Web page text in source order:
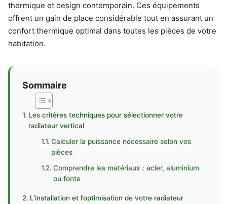
thermique et design contemporain. Ces équipements
offrent un gain de place considérable tout en assurant un
confort thermique optimal dans toutes les pièces de votre
habitation.
Sommaire
Les critères techniques pour sélectionner votre
radiateur vertical
Calculer la puissance nécessaire selon vos
pièces
Comprendre les matériaux : acier, aluminium
ou fonte
L’installation et l’optimisation de votre radiateur